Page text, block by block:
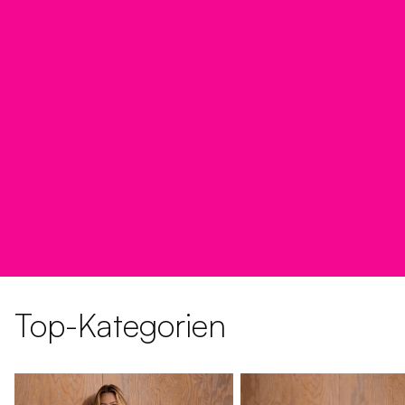
Top-Kategorien